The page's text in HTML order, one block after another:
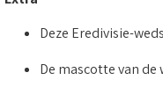
Deze Eredivisie-
De mascotte van de